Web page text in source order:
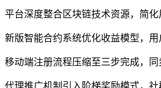
平台深度整合区块链技术资源，简
新版智能合约系统优化收益模型，
移动端注册流程压缩至三步完成，同
代理推广机制引入阶梯奖励模式，社